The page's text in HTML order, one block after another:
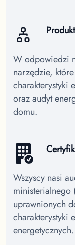
W odpowiedzi
narzędzie,
charakterystyki
oraz audyt
domu.
Wszyscy nasi
ministerialnego
uprawnionych
charakterystyki
energetycznych.